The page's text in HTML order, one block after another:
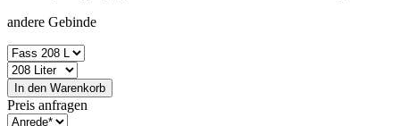
andere Gebinde
In den Warenkorb
Preis anfragen